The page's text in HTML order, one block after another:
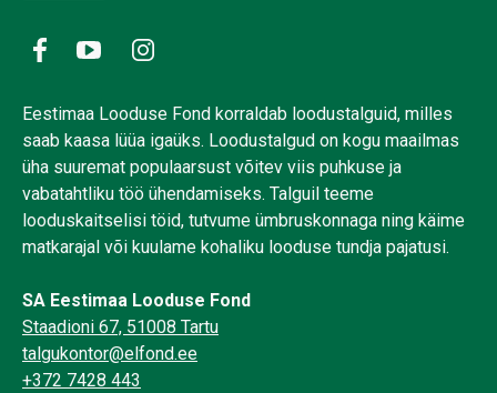
Eestimaa Looduse Fond korraldab loodustalguid, milles
saab kaasa lüüa igaüks. Loodustalgud on kogu maailmas
üha suuremat populaarsust võitev viis puhkuse ja
vabatahtliku töö ühendamiseks. Talguil teeme
looduskaitselisi töid, tutvume ümbruskonnaga ning käime
matkarajal või kuulame kohaliku looduse tundja pajatusi.
SA Eestimaa Looduse Fond
Staadioni 67, 51008 Tartu
talgukontor@elfond.ee
+372 7428 443